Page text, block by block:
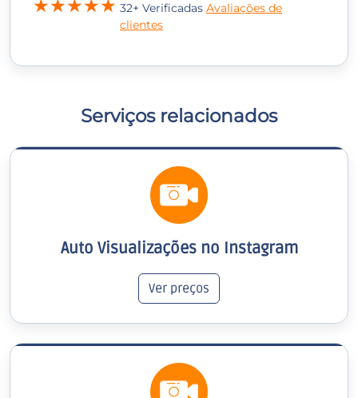
32+ Verificadas Avaliações de
clientes
Serviços relacionados
Auto Visualizações no Instagram
Ver preços